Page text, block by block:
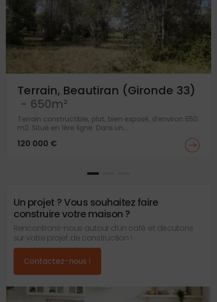
Terrain, Beautiran (Gironde 33)
- 650m²
Terrain constructible, plat, bien exposé, d’environ 650
m2. Situé en 1ère ligne. Dans un...
120 000 €
Un projet ? Vous souhaitez faire
construire votre maison ?
Rencontrons-nous autour d’un café et discutons
sur votre projet de construction !
Contactez-nous !